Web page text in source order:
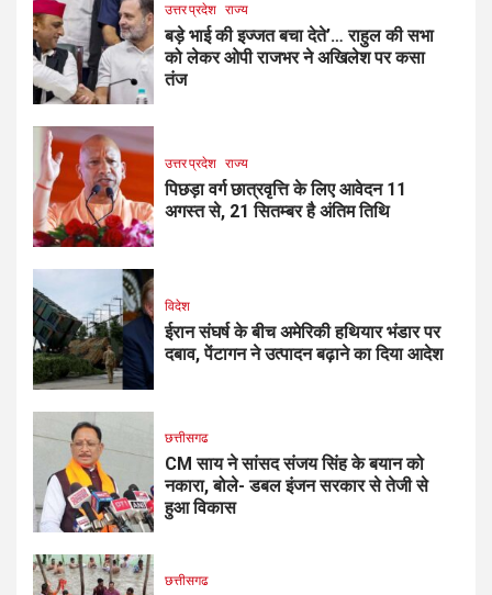
उत्तर प्रदेश राज्य
बड़े भाई की इज्जत बचा देते’… राहुल की सभा
को लेकर ओपी राजभर ने अखिलेश पर कसा
तंज
उत्तर प्रदेश राज्य
पिछड़ा वर्ग छात्रवृत्ति के लिए आवेदन 11
अगस्त से, 21 सितम्बर है अंतिम तिथि
विदेश
ईरान संघर्ष के बीच अमेरिकी हथियार भंडार पर
दबाव, पेंटागन ने उत्पादन बढ़ाने का दिया आदेश
छत्तीसगढ
CM साय ने सांसद संजय सिंह के बयान को
नकारा, बोले- डबल इंजन सरकार से तेजी से
हुआ विकास
छत्तीसगढ